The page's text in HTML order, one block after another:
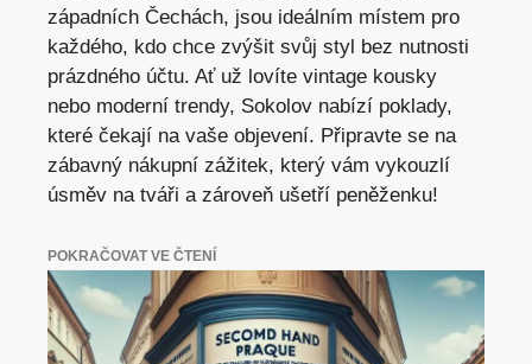
západních Čechách, jsou ideálním místem pro
každého, kdo chce zvýšit svůj styl bez nutnosti
prázdného účtu. Ať už lovíte vintage kousky
nebo moderní trendy, Sokolov nabízí poklady,
které čekají na vaše objevení. Připravte se na
zábavný nákupní zážitek, který vám vykouzlí
úsměv na tváři a zároveň ušetří peněženku!
POKRAČOVAT VE ČTENÍ